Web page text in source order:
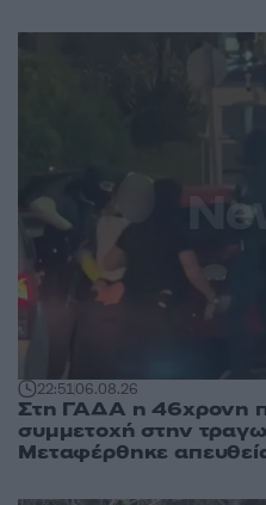
22:5106.08.26
Στη ΓΑΔΑ η 46χρονη
συμμετοχή στην
Μεταφέρθηκε